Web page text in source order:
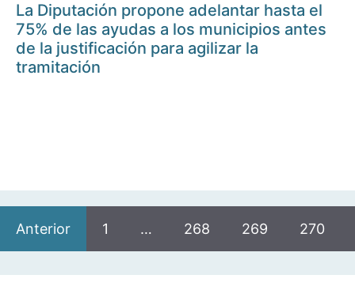
La Diputación propone adelantar hasta el
75% de las ayudas a los municipios antes
de la justificación para agilizar la
tramitación
Anterior 1 … 268 269 270